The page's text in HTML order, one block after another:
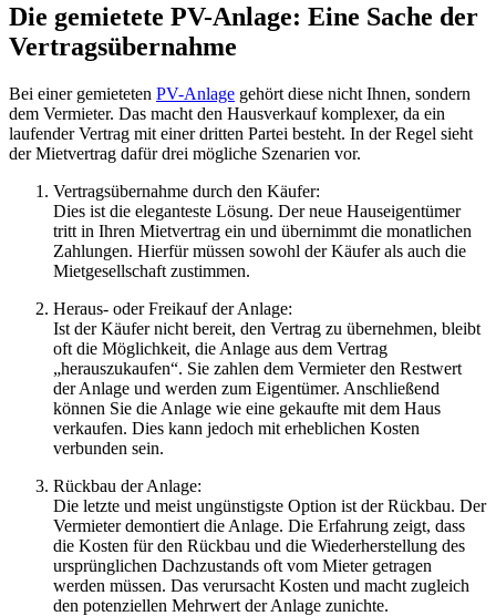
Die gemietete PV-Anlage: Eine Sache der
Vertragsübernahme
Bei einer gemieteten PV-Anlage gehört diese nicht Ihnen, sondern
dem Vermieter. Das macht den Hausverkauf komplexer, da ein
laufender Vertrag mit einer dritten Partei besteht. In der Regel sieht
der Mietvertrag dafür drei mögliche Szenarien vor.
Vertragsübernahme durch den Käufer:
Dies ist die eleganteste Lösung. Der neue Hauseigentümer
tritt in Ihren Mietvertrag ein und übernimmt die monatlichen
Zahlungen. Hierfür müssen sowohl der Käufer als auch die
Mietgesellschaft zustimmen.
Heraus- oder Freikauf der Anlage:
Ist der Käufer nicht bereit, den Vertrag zu übernehmen, bleibt
oft die Möglichkeit, die Anlage aus dem Vertrag
„herauszukaufen“. Sie zahlen dem Vermieter den Restwert
der Anlage und werden zum Eigentümer. Anschließend
können Sie die Anlage wie eine gekaufte mit dem Haus
verkaufen. Dies kann jedoch mit erheblichen Kosten
verbunden sein.
Rückbau der Anlage:
Die letzte und meist ungünstigste Option ist der Rückbau. Der
Vermieter demontiert die Anlage. Die Erfahrung zeigt, dass
die Kosten für den Rückbau und die Wiederherstellung des
ursprünglichen Dachzustands oft vom Mieter getragen
werden müssen. Das verursacht Kosten und macht zugleich
den potenziellen Mehrwert der Anlage zunichte.